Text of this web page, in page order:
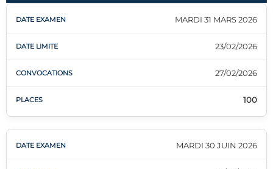
MARDI 31 MARS 2026
23/02/2026
27/02/2026
100
MARDI 30 JUIN 2026